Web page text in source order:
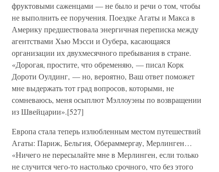
фруктовыми саженцами — не было и речи о том, чтобы
не выполнить ее поручения. Поездке Агаты и Макса в
Америку предшествовала энергичная переписка между
агентствами Хью Мэсси и Оубера, касающаяся
организации их двухмесячного пребывания в стране.
«Дорогая, простите, что обременяю, — писал Корк
Дороти Оулдинг, — но, вероятно, Ваш ответ поможет
мне выдержать тот град вопросов, которыми, не
сомневаюсь, меня осыплют Мэллоуэны по возвращении
из Швейцарии».[527]
Европа стала теперь излюбленным местом путешествий
Агаты: Париж, Бельгия, Обераммергау, Мерлинген…
«Ничего не пересылайте мне в Мерлинген, если только
не случится чего-то настолько срочного, что без этого